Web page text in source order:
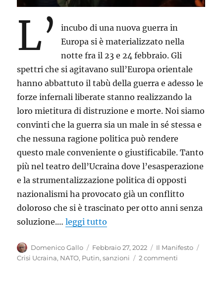
L’
incubo di una nuova guerra in
Europa si è materializzato nella
notte fra il 23 e 24 febbraio. Gli
spettri che si agitavano sull’Europa orientale
hanno abbattuto il tabù della guerra e adesso le
forze infernali liberate stanno realizzando la
loro mietitura di distruzione e morte. Noi siamo
convinti che la guerra sia un male in sé stessa e
che nessuna ragione politica può rendere
questo male conveniente o giustificabile. Tanto
più nel teatro dell’Ucraina dove l’esasperazione
e la strumentalizzazione politica di opposti
nazionalismi ha provocato già un conflitto
doloroso che si è trascinato per otto anni senza
soluzione.…leggi tutto
Autore
Domenico Gallo
Pubblicato
il
Febbraio 27, 2022 Categorie
Il Manifesto
Crisi Ucraina, NATO, Putin,sanzioni 2 commenti